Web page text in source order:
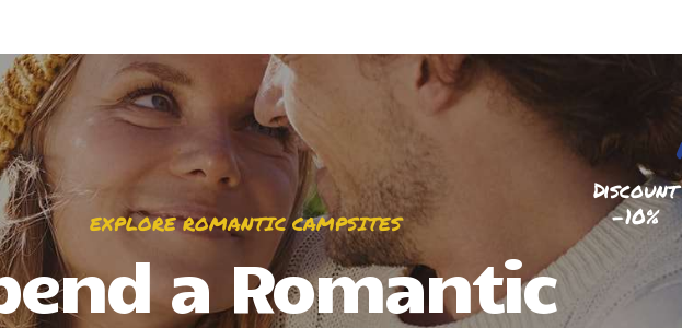
EXPLORE ROMANTIC CAMPSITES
a Romantic
Discount
-10%